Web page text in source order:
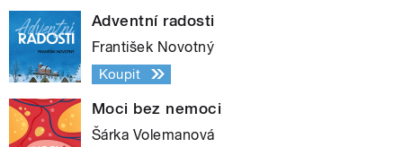
Adventní radosti
František Novotný
Koupit
Moci bez nemoci
Šárka Volemanová